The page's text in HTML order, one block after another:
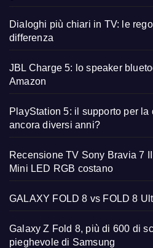
Dialoghi più chiari in TV: le
differenza
JBL Charge 5: lo speaker
Amazon
PlayStation 5: il supporto per la
ancora diversi anni?
Recensione TV Sony Bravia 7
Mini LED RGB costano
GALAXY FOLD 8 vs FOLD 8
Galaxy Z Fold 8, più di 600 di
pieghevole di Samsung